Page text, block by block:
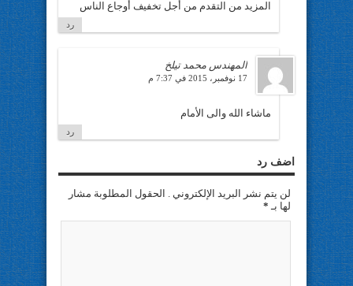
المزيد من التقدم من أجل تخفيف أوجاع الناس
رد
المهندس محمد تيلخ
17 نوفمبر، 2015 في 7:37 م
ماشاء الله والى الأمام
رد
اضف رد
لن يتم نشر البريد الإلكتروني . الحقول المطلوبة مشار
لها بـ *